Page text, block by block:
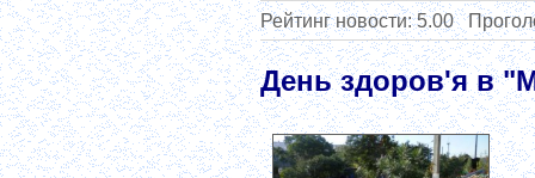
Рейтинг новости:5.00
День здоров'я в